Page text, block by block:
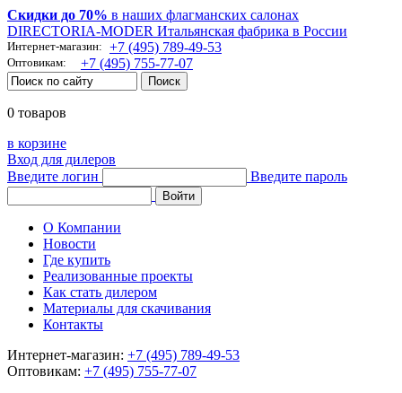
Скидки до 70% в наших флагманских салонах
DIRECTORIA-MODER Итальянская фабрика в России
Интернет-магазин: +7 (495) 789-49-53
Оптовикам: +7 (495) 755-77-07
0 товаров
в корзине
Вход для дилеров
Введите логин
Введите пароль
О Компании
Новости
Где купить
Реализованные проекты
Как стать дилером
Материалы для скачивания
Контакты
Интернет-магазин: +7 (495) 789-49-53
Оптовикам: +7 (495) 755-77-07